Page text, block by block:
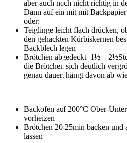
aber auch noch nicht richtig in
Dann auf ein mit mit
oder:
Teiglinge leicht flach drücken,
den gehackten Kürbiskernen
Backblech legen
Brötchen abgedeckt 1½ –
die Brötchen sich deutlich
genau dauert hängt davon ab
Backofen auf 200°C Ober-
vorheizen
Brötchen 20-25min backen und
lassen